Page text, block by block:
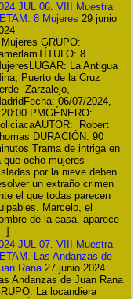
JUL 06. VIII Muestra
8 Mujeres 29 junio
GRUPO:
8
La Antigua
Puerto de la Cruz
Zarzalejo,
06/07/2024,
PMGÉNERO:
Robert
DURACIÓN: 90
Trama de intriga en
que ocho mujeres
por la nieve deben
un extraño crimen
el que todas parecen
Marcelo, el
de la casa, aparece
JUL 07. VIII Muestra
Las Andanzas de
Rana 27 junio 2024
Andanzas de Juan Rana
La locandiera